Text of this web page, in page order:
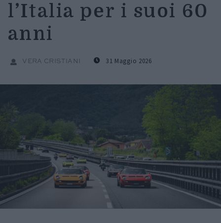
l’Italia per i suoi 60
anni
VERA CRISTIANI 31 Maggio 2026